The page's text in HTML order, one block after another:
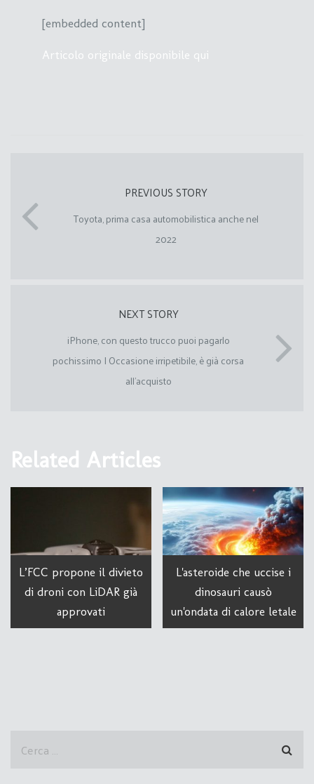
[embedded content]
Articolo originale disponibile qui
PREVIOUS STORY
Toyota, prima casa automobilistica anche nel
2022
NEXT STORY
iPhone, con questo trucco puoi pagarlo
pochissimo I Occasione irripetibile, è già corsa
all’acquisto
Related Articles
L’FCC propone il divieto
di droni con LiDAR già
approvati
L'asteroide che uccise i
dinosauri causò
un'ondata di calore letale